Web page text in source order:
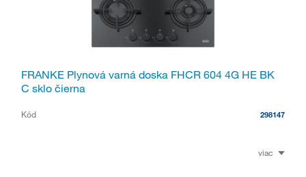
FRANKE Plynová varná doska FHCR 604 4G HE BK
C sklo čierna
Kód 298147
viac